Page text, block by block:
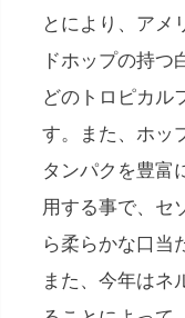
とにより、アメ
ドホップの持つ
どのトロピカル
す。また、ホッ
タンパクを豊富
用する事で、セ
ら柔らかな口当
また、今年はネ